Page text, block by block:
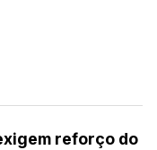
reforço do